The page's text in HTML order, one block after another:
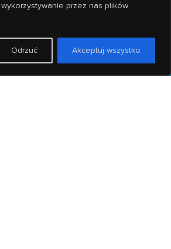
przez nas plików
Odrzuć Akceptuj wszystko